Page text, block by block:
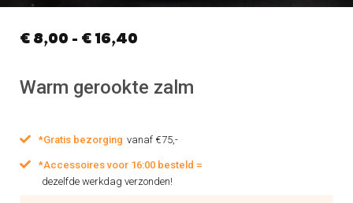
€ 8,00 - € 16,40
Warm gerookte zalm
*Gratis bezorging vanaf €75,-
*Accessoires voor 16:00 besteld =
dezelfde werkdag verzonden!